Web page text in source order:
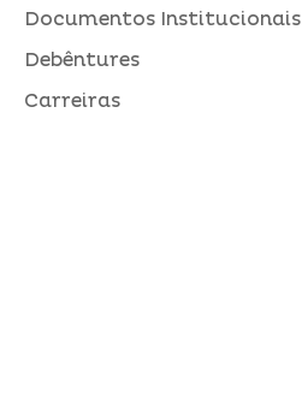
Documentos Institucionais
Debêntures
Carreiras